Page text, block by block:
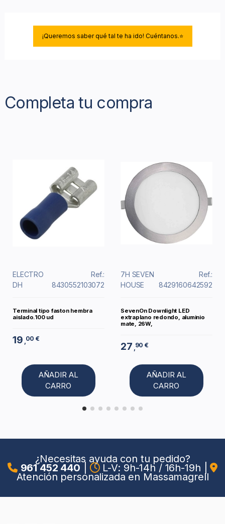
¡Queremos saber qué tal te ha ido! Cuéntanos.⭐
Completa tu compra
ELECTRO
DH
Ref.:
8430552103072
Terminal tipo faston hembra
aislado.100 ud
19 00 €
AÑADIR AL
CARRO
7H SEVEN
HOUSE
Ref.:
8429160642592
SevenOn Downlight LED
extraplano redondo, aluminio
mate, 26W,
27 90 €
AÑADIR AL
CARRO
¿Necesitas ayuda con tu pedido?
961 452 440 L-V: 9h-14h / 16h-19h
Atención personalizada en Massamagrell